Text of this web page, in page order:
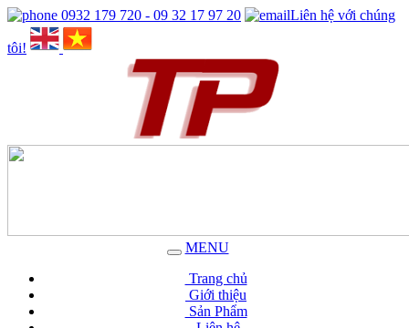
0932 179 720 - 09 32 17 97 20 Liên hệ với chúng
tôi!
MENU
Trang chủ
Giới thiệu
Sản Phẩm